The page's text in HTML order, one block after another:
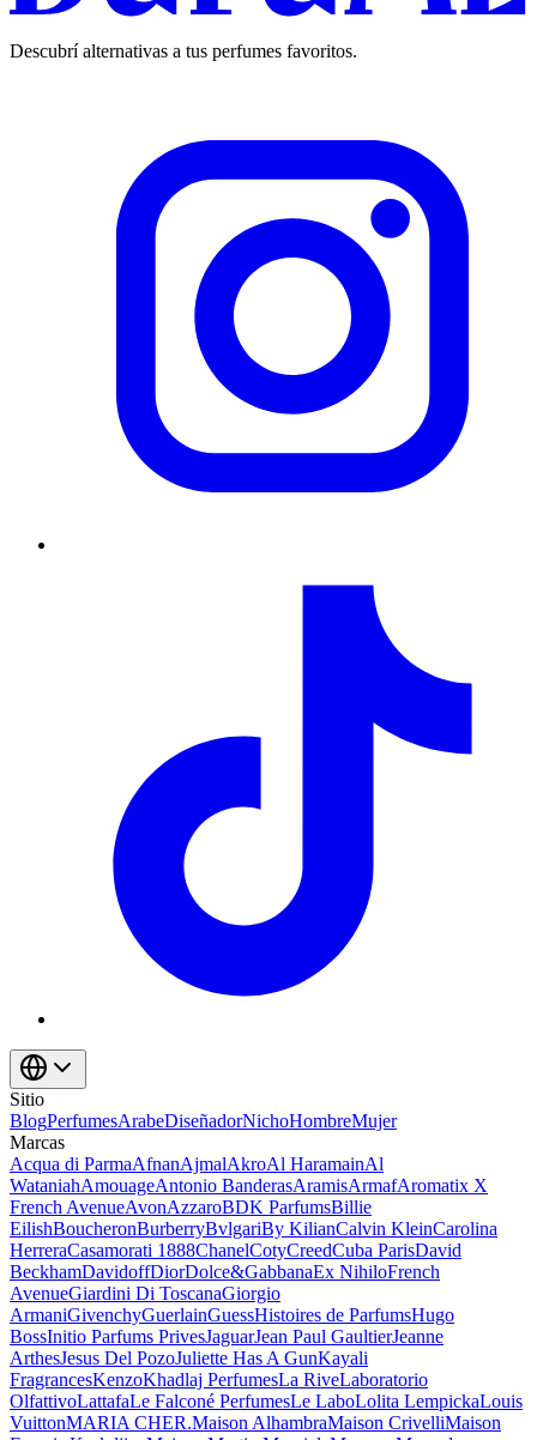
Descubrí alternativas a tus perfumes favoritos.
Sitio
BlogPerfumesArabeDiseñadorNichoHombreMujer
Marcas
Acqua di ParmaAfnanAjmalAkroAl HaramainAl
WataniahAmouageAntonio BanderasAramisArmafAromatix X
French AvenueAvonAzzaroBDK ParfumsBillie
EilishBoucheronBurberryBvlgariBy KilianCalvin KleinCarolina
HerreraCasamorati 1888ChanelCotyCreedCuba ParisDavid
BeckhamDavidoffDiorDolce&GabbanaEx NihiloFrench
AvenueGiardini Di ToscanaGiorgio
ArmaniGivenchyGuerlainGuessHistoires de ParfumsHugo
BossInitio Parfums PrivesJaguarJean Paul GaultierJeanne
ArthesJesus Del PozoJuliette Has A GunKayali
FragrancesKenzoKhadlaj PerfumesLa RiveLaboratorio
OlfattivoLattafaLe Falconé PerfumesLe LaboLolita LempickaLouis
VuittonMARIA CHER.Maison AlhambraMaison CrivelliMaison